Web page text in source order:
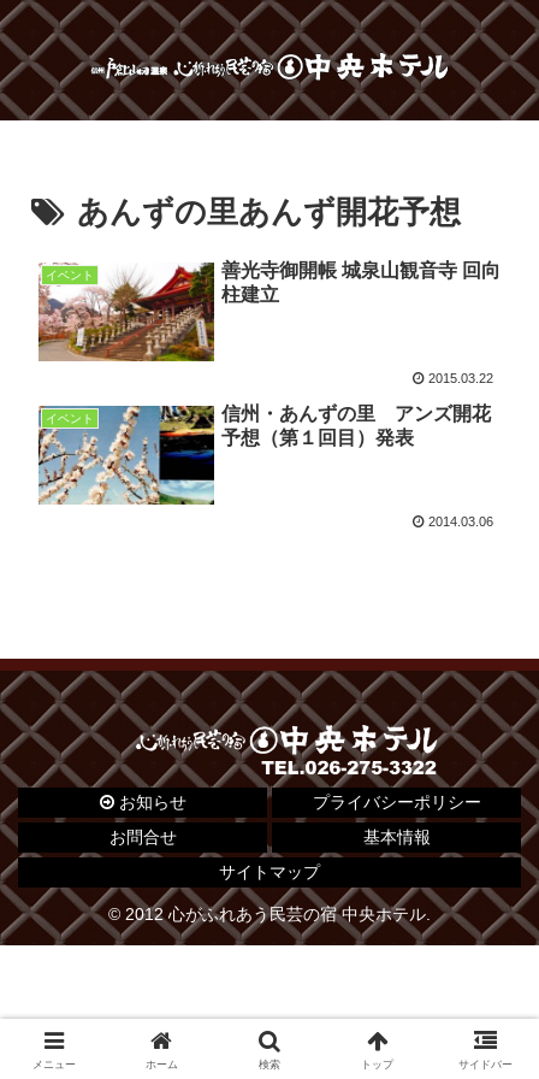
あんずの里あんず開花予想
イベント
善光寺御開帳 城泉山観音寺 回向
柱建立
2015.03.22
イベント
信州・あんずの里 アンズ開花
予想（第１回目）発表
2014.03.06
お知らせ
プライバシーポリシー
お問合せ
基本情報
サイトマップ
© 2012 心がふれあう民芸の宿 中央ホテル.
メニュー ホーム 検索 トップ サイドバー